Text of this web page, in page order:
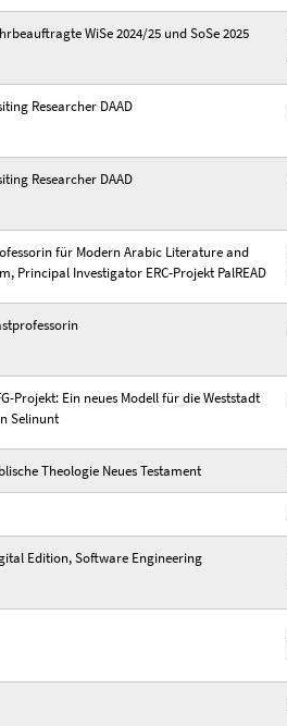
WiSe 2024/25 und SoSe 2025
Researcher DAAD
Researcher DAAD
für Modern Arabic Literature and
Principal Investigator ERC-Projekt PalREAD
Projekt: Ein neues Modell für die Weststadt
Selinunt
Theologie Neues Testament
Edition, Software Engineering